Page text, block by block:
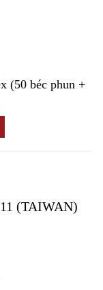
(50 béc phun +
(TAIWAN)